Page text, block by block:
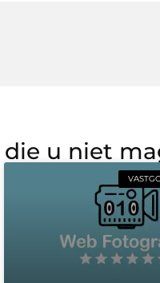
die u niet